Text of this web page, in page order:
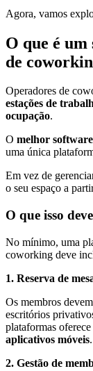
Agora, vamos
O que é um
de
Operadores de
estações de
ocupação.
O melhor
uma única
Em vez de
o seu espaço a
O que isso
No mínimo, uma
coworking deve
1. Reserva de
Os membros
escritórios
plataformas oferece
aplicativos móveis.
2. Gestão de